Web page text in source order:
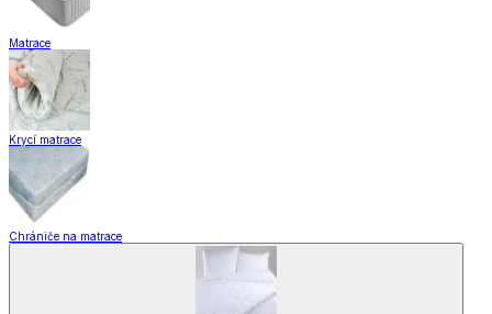
Matrace
Krycí matrace
Chrániče na matrace